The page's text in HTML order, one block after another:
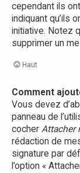
cependant ils
indiquant qu’ils
initiative. Notez
supprimer un
Haut
Comment
Vous devez
panneau de
cocher Attacher
rédaction de
signature par
l’option «